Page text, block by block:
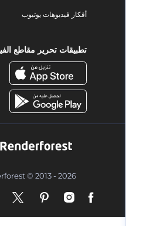
أفكار فيديوهات يوتيوب
تطبيقات تحرير مقاطع الفيديو
Renderforest © 2013 - 2026